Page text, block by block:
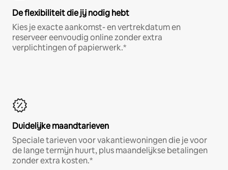
De flexibiliteit die jij nodig hebt
Kies je exacte aankomst- en vertrekdatum en
reserveer eenvoudig online zonder extra
verplichtingen of papierwerk.*
Duidelijke maandtarieven
Speciale tarieven voor vakantiewoningen die je voor
de lange termijn huurt, plus maandelijkse betalingen
zonder extra kosten.*